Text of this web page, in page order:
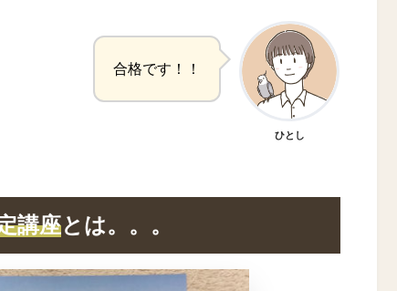
合格です！！
ひとし
講座とは。。。